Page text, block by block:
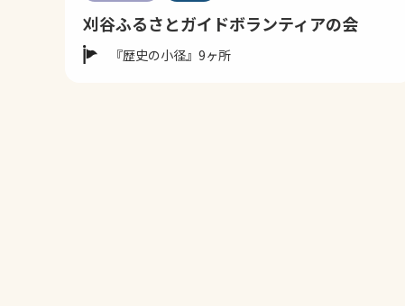
刈谷ふるさとガイドボランティアの会
『歴史の小径』9ヶ所